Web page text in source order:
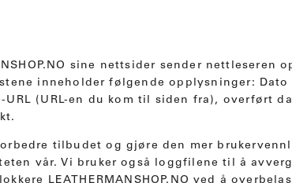
sine nettsider sender nettleseren
inneholder følgende opplysninger:
(URL-en du kom til siden fra), overført
tilbudet og gjøre den mer
vår. Vi bruker også loggfilene til å
LEATHERMANSHOP.NO ved å